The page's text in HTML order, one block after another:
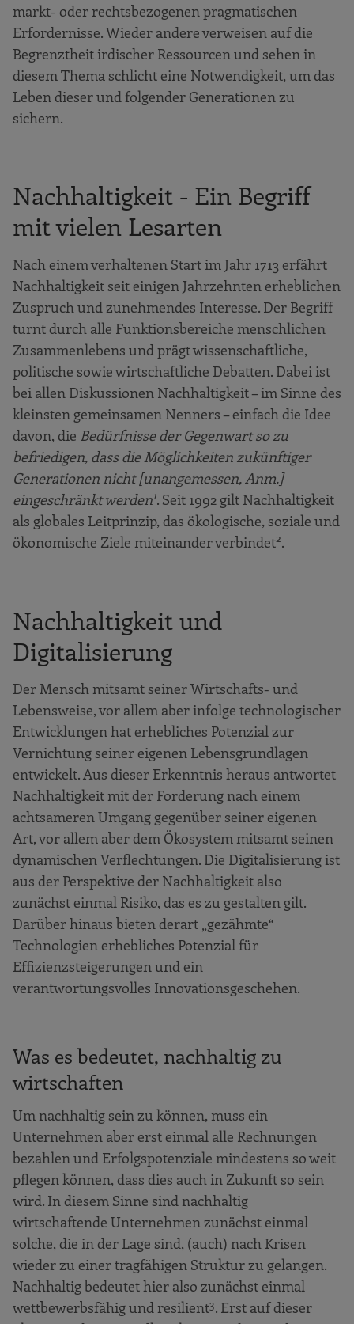
markt- oder rechtsbezogenen pragmatischen
Erfordernisse. Wieder andere verweisen auf die
Begrenztheit irdischer Ressourcen und sehen in
diesem Thema schlicht eine Notwendigkeit, um das
Leben dieser und folgender Generationen zu
sichern.
Nachhaltigkeit - Ein Begriff
mit vielen Lesarten
Nach einem verhaltenen Start im Jahr 1713 erfährt
Nachhaltigkeit seit einigen Jahrzehnten erheblichen
Zuspruch und zunehmendes Interesse. Der Begriff
turnt durch alle Funktionsbereiche menschlichen
Zusammenlebens und prägt wissenschaftliche,
politische sowie wirtschaftliche Debatten. Dabei ist
bei allen Diskussionen Nachhaltigkeit – im Sinne des
kleinsten gemeinsamen Nenners – einfach die Idee
davon, die Bedürfnisse der Gegenwart so zu
befriedigen, dass die Möglichkeiten zukünftiger
Generationen nicht [unangemessen, Anm.]
eingeschränkt werden1. Seit 1992 gilt Nachhaltigkeit
als globales Leitprinzip, das ökologische, soziale und
ökonomische Ziele miteinander verbindet2.
Nachhaltigkeit und
Digitalisierung
Der Mensch mitsamt seiner Wirtschafts- und
Lebensweise, vor allem aber infolge technologischer
Entwicklungen hat erhebliches Potenzial zur
Vernichtung seiner eigenen Lebensgrundlagen
entwickelt. Aus dieser Erkenntnis heraus antwortet
Nachhaltigkeit mit der Forderung nach einem
achtsameren Umgang gegenüber seiner eigenen
Art, vor allem aber dem Ökosystem mitsamt seinen
dynamischen Verflechtungen. Die Digitalisierung ist
aus der Perspektive der Nachhaltigkeit also
zunächst einmal Risiko, das es zu gestalten gilt.
Darüber hinaus bieten derart „gezähmte“
Technologien erhebliches Potenzial für
Effizienzsteigerungen und ein
verantwortungsvolles Innovationsgeschehen.
Was es bedeutet, nachhaltig zu
wirtschaften
Um nachhaltig sein zu können, muss ein
Unternehmen aber erst einmal alle Rechnungen
bezahlen und Erfolgspotenziale mindestens so weit
pflegen können, dass dies auch in Zukunft so sein
wird. In diesem Sinne sind nachhaltig
wirtschaftende Unternehmen zunächst einmal
solche, die in der Lage sind, (auch) nach Krisen
wieder zu einer tragfähigen Struktur zu gelangen.
Nachhaltig bedeutet hier also zunächst einmal
wettbewerbsfähig und resilient3. Erst auf dieser